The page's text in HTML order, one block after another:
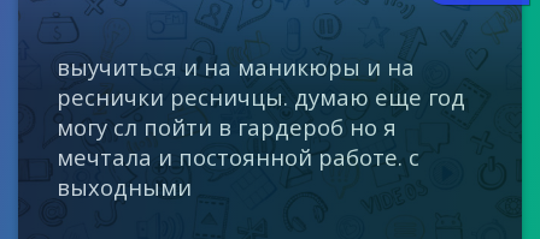
выучиться и на маникюры и на
реснички ресничцы. думаю еще год
могу сл пойти в гардероб но я
мечтала и постоянной работе. с
выходными